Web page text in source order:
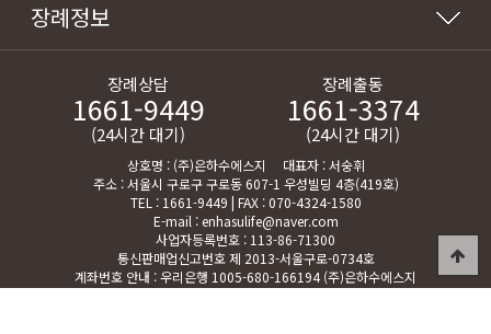
장례정보
장례상담
1661-9449
(24시간 대기)
장례출동
1661-3374
(24시간 대기)
상호명 : (주)은하수에스지 대표자 : 서숭휘
주소 : 서울시 구로구 구로동 607-1 우성빌딩 4층(419호)
TEL : 1661-9449 | FAX : 070-4324-1580
E-mail : enhasulife@naver.com
사업자등록번호 : 113-86-71300
통신판매업신고번호 제 2013-서울구로-0734호
계좌번호 안내 : 우리은행 1005-680-166194 (주)은하수에스지